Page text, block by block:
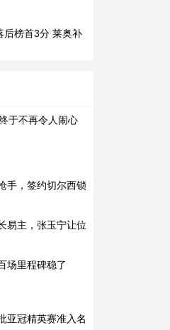
后榜首3分 莱奥补
于不再令人闹心
手，签约切尔西锁
易主，张玉宁让位
场里程碑稳了
亚冠精英赛准入名